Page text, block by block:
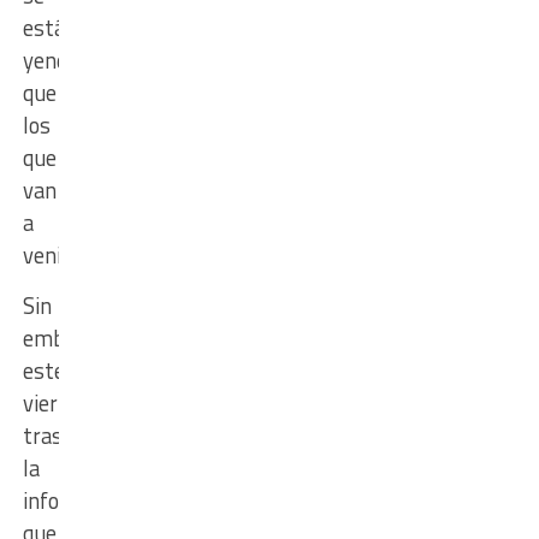
están
yendo
que
los
que
van
a
venir.
Sin
embargo,
este
viernes
trascendió
la
información